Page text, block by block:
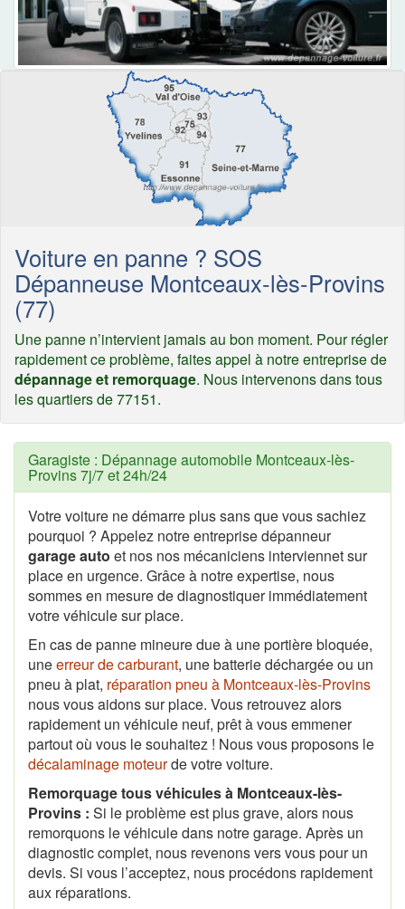
Voiture en panne ? SOS
Dépanneuse Montceaux-lès-Provins
(77)
Une panne n’intervient jamais au bon moment. Pour régler
rapidement ce problème, faites appel à notre entreprise de
dépannage et remorquage. Nous intervenons dans tous
les quartiers de 77151.
Garagiste : Dépannage automobile Montceaux-lès-
Provins 7j/7 et 24h/24
Votre voiture ne démarre plus sans que vous sachiez
pourquoi ? Appelez notre entreprise dépanneur
garage auto et nos nos mécaniciens interviennet sur
place en urgence. Grâce à notre expertise, nous
sommes en mesure de diagnostiquer immédiatement
votre véhicule sur place.
En cas de panne mineure due à une portière bloquée,
uneerreur de carburant, une batterie déchargée ou un
pneu à plat, réparation pneu à Montceaux-lès-Provins
nous vous aidons sur place. Vous retrouvez alors
rapidement un véhicule neuf, prêt à vous emmener
partout où vous le souhaitez ! Nous vous proposons le
décalaminage moteurde votre voiture.
Remorquage tous véhicules à Montceaux-lès-
Provins : Si le problème est plus grave, alors nous
remorquons le véhicule dans notre garage. Après un
diagnostic complet, nous revenons vers vous pour un
devis. Si vous l’acceptez, nous procédons rapidement
aux réparations.